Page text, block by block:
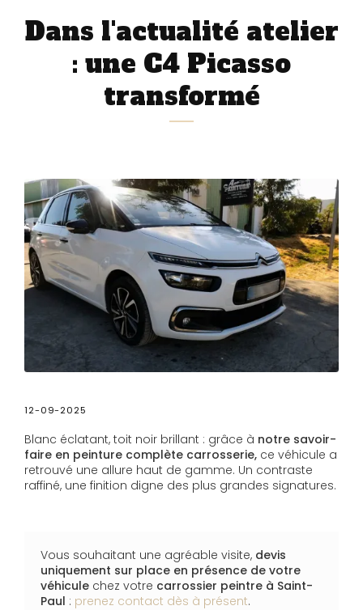
Dans l'actualité atelier
: une C4 Picasso
transformé
12-09-2025
Blanc éclatant, toit noir brillant : grâce à notre savoir-
faire en peinture complète carrosserie, ce véhicule a
retrouvé une allure haut de gamme. Un contraste
raffiné, une finition digne des plus grandes signatures.
Vous souhaitant une agréable visite, devis
uniquement sur place en présence de votre
véhicule chez votre carrossier peintre à Saint-
Paul : prenez contact dès à présent.